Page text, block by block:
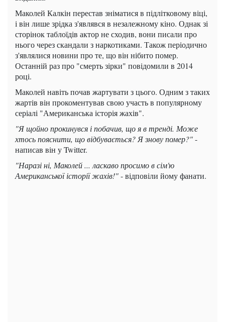
Маколей Калкін перестав зніматися в підлітковому віці,
і він лише зрідка з'являвся в незалежному кіно. Однак зі
сторінок таблоїдів актор не сходив, вони писали про
нього через скандали з наркотиками. Також періодично
з'являлися новини про те, що він нібито помер.
Останній раз про "смерть зірки" повідомили в 2014
році.
Маколей навіть почав жартувати з цього. Одним з таких
жартів він прокоментував свою участь в популярному
серіалі "Американська історія жахів".
"Я щойно прокинувся і побачив, що я в тренді. Може
хтось пояснити, що відбувається? Я знову помер?"-
написав він у Twitter.
"Наразі ні, Маколей ... ласкаво просимо в сім'ю
Американської історії жахів!"- відповіли йому фанати.